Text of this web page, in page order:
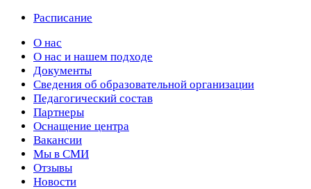
Расписание
О нас
О нас и нашем подходе
Документы
Сведения об образовательной организации
Педагогический состав
Партнеры
Оснащение центра
Вакансии
Мы в СМИ
Отзывы
Новости